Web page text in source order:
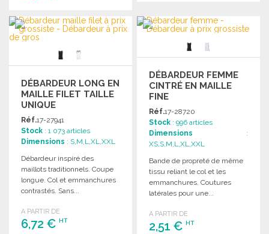
COMMANDER
Demander un devis
Demander un devis
DÉBARDEUR LONG EN
MAILLE FILET TAILLE
UNIQUE
Réf.17-27941
Stock : 1 073 articles
Dimensions : S,M,L,XL,XXL
Débardeur inspiré des
maillots traditionnels. Coupe
longue. Col et emmanchures
contrastés. Sans...
A PARTIR DE
6,72 € HT
DÉBARDEUR FEMME
CINTRÉ EN MAILLE
FINE
Réf.17-28720
Stock : 996 articles
Dimensions :
XS,S,M,L,XL,XXL
Bande de propreté de même
tissu reliant le col et les
emmanchures. Coutures
latérales pour une...
A PARTIR DE
2,51 €HT